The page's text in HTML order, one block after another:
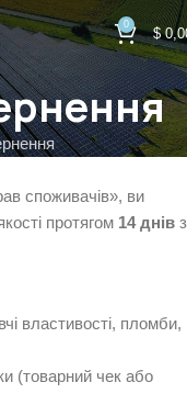
0
$
споживачів», ви
протягом 14 днів з
властивості, пломби,
(товарний чек або